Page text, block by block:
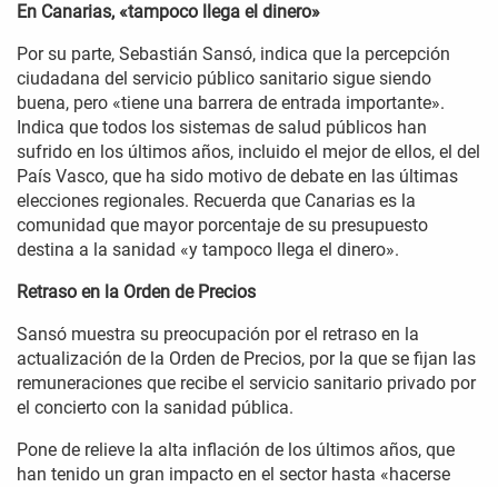
En Canarias, «tampoco llega el dinero»
Por su parte, Sebastián Sansó, indica que la percepción
ciudadana del servicio público sanitario sigue siendo
buena, pero «tiene una barrera de entrada importante».
Indica que todos los sistemas de salud públicos han
sufrido en los últimos años, incluido el mejor de ellos, el del
País Vasco, que ha sido motivo de debate en las últimas
elecciones regionales. Recuerda que Canarias es la
comunidad que mayor porcentaje de su presupuesto
destina a la sanidad «y tampoco llega el dinero».
Retraso en la Orden de Precios
Sansó muestra su preocupación por el retraso en la
actualización de la Orden de Precios, por la que se fijan las
remuneraciones que recibe el servicio sanitario privado por
el concierto con la sanidad pública.
Pone de relieve la alta inflación de los últimos años, que
han tenido un gran impacto en el sector hasta «hacerse